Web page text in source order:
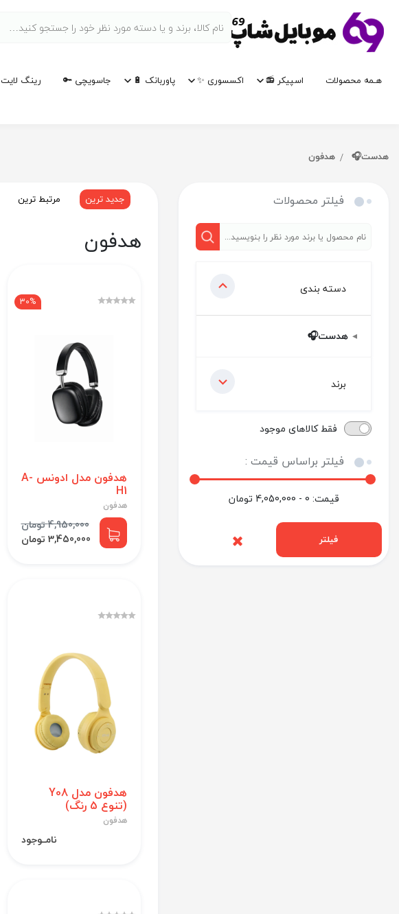
هـمه محصولات اسپیکر 📻 اکسسوری ✨ پاوربانک 🔋 جاسویچی 🔑 رینگ لایت ⍥
هدست🎧 هدفون
فیلتر محصولات
دسته بندی
هدست🎧
برند
فقط کالاهای موجود
فیلتر براساس قیمت :
قیمت: 0 - 4,050,000 تومان
فیلتر
جدید ترین مرتبط ترین
هدفون
30%
هدفون مدل ادونس A-
H1
هدفون
4,950,000 تومان
3,450,000 تومان
هدفون مدل Y08
(تنوع 5 رنگ)
هدفون
نامــوجود